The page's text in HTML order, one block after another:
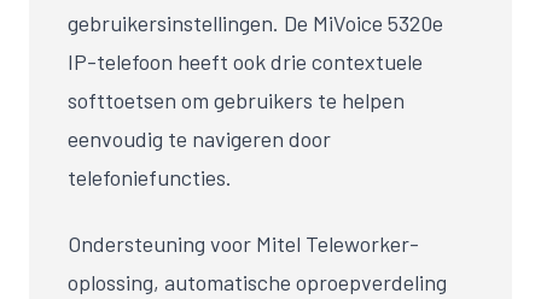
gebruikersinstellingen. De MiVoice 5320e
IP-telefoon heeft ook drie contextuele
softtoetsen om gebruikers te helpen
eenvoudig te navigeren door
telefoniefuncties.
Ondersteuning voor Mitel Teleworker-
oplossing, automatische oproepverdeling